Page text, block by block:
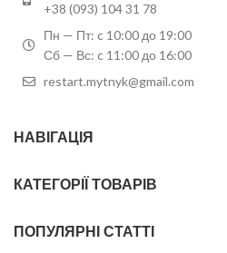
+38 (093) 104 31 78
Пн — Пт: c 10:00 до 19:00
Сб — Вс: c 11:00 до 16:00
restart.mytnyk@gmail.com
НАВІГАЦІЯ
КАТЕГОРІЇ ТОВАРІВ
ПОПУЛЯРНІ СТАТТІ